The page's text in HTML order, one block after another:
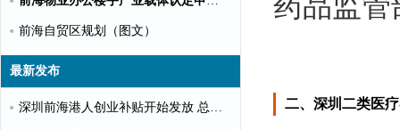
二、深圳二类医
前海自贸区规划（图文）
最新发布
深圳前海港人创业补贴开始发放 总额超千万